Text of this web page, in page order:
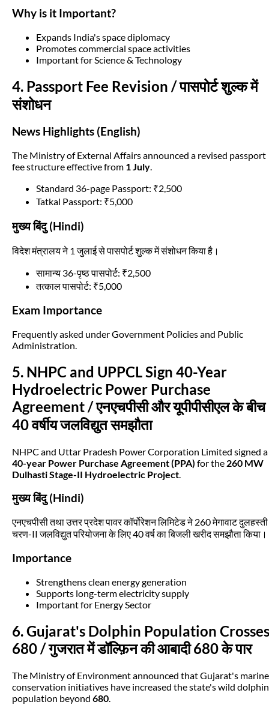
Why is it Important?
Expands India's space diplomacy
Promotes commercial space activities
Important for Science & Technology
4. Passport Fee Revision / पासपोर्ट शुल्क में
संशोधन
News Highlights (English)
The Ministry of External Affairs announced a revised passport
fee structure effective from 1 July.
Standard 36-page Passport: ₹2,500
Tatkal Passport: ₹5,000
मुख्य बिंदु (Hindi)
विदेश मंत्रालय ने 1 जुलाई से पासपोर्ट शुल्क में संशोधन किया है।
सामान्य 36-पृष्ठ पासपोर्ट: ₹2,500
तत्काल पासपोर्ट: ₹5,000
Exam Importance
Frequently asked under Government Policies and Public
Administration.
5. NHPC and UPPCL Sign 40-Year
Hydroelectric Power Purchase
Agreement / एनएचपीसी और यूपीपीसीएल के बीच
40 वर्षीय जलविद्युत समझौता
NHPC and Uttar Pradesh Power Corporation Limited signed a
40-year Power Purchase Agreement (PPA) for the 260 MW
Dulhasti Stage-II Hydroelectric Project.
मुख्य बिंदु (Hindi)
एनएचपीसी तथा उत्तर प्रदेश पावर कॉर्पोरेशन लिमिटेड ने 260 मेगावाट दुलहस्ती
चरण-II जलविद्युत परियोजना के लिए 40 वर्ष का बिजली खरीद समझौता किया।
Importance
Strengthens clean energy generation
Supports long-term electricity supply
Important for Energy Sector
6. Gujarat's Dolphin Population Crosses
680 / गुजरात में डॉल्फ़िन की आबादी 680 के पार
The Ministry of Environment announced that Gujarat's marine
conservation initiatives have increased the state's wild dolphin
population beyond 680